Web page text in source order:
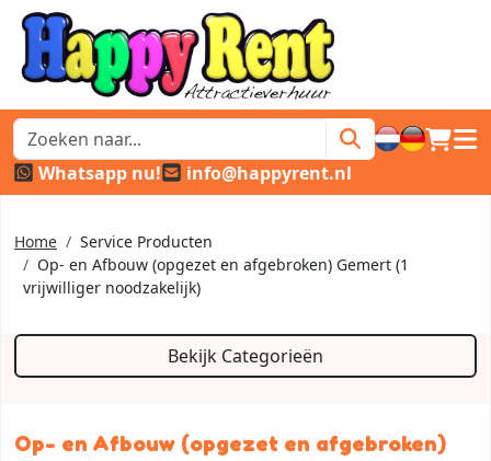
Whatsapp nu!
info@happyrent.nl
Home
Service Producten
Op- en Afbouw (opgezet en afgebroken) Gemert (1
vrijwilliger noodzakelijk)
Bekijk Categorieën
Op- en Afbouw (opgezet en afgebroken)